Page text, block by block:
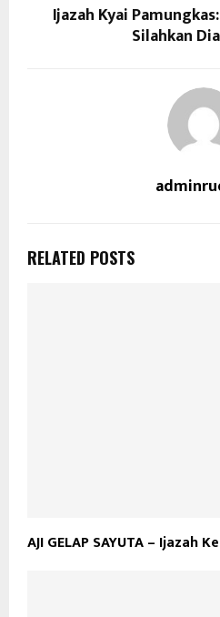
Ijazah Kyai
Silahkan
RELATED POSTS
AJI GELAP SAYUTA – Ijazah